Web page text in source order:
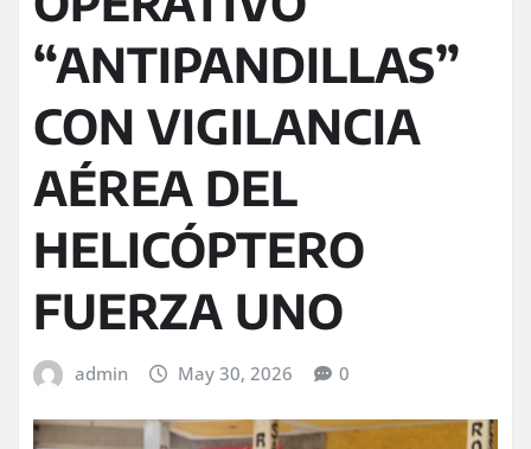
“ANTIPANDILLAS”
CON VIGILANCIA
AÉREA DEL
HELICÓPTERO
FUERZA UNO
admin May 30, 2026 0